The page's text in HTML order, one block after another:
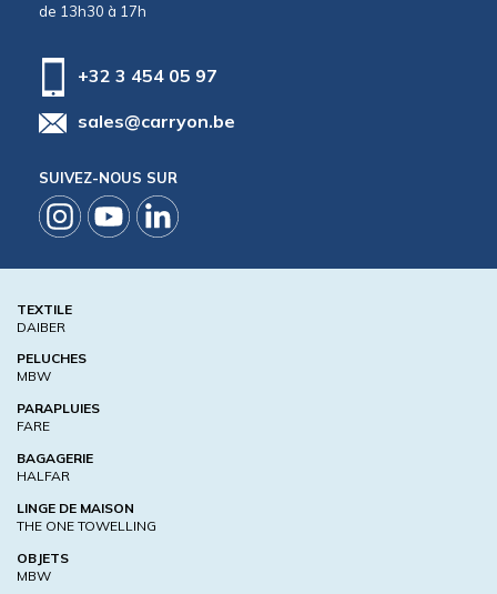
de 13h30 à 17h
+32 3 454 05 97
sales@carryon.be
SUIVEZ-NOUS SUR
TEXTILE
DAIBER
PELUCHES
MBW
PARAPLUIES
FARE
BAGAGERIE
HALFAR
LINGE DE MAISON
THE ONE TOWELLING
OBJETS
MBW